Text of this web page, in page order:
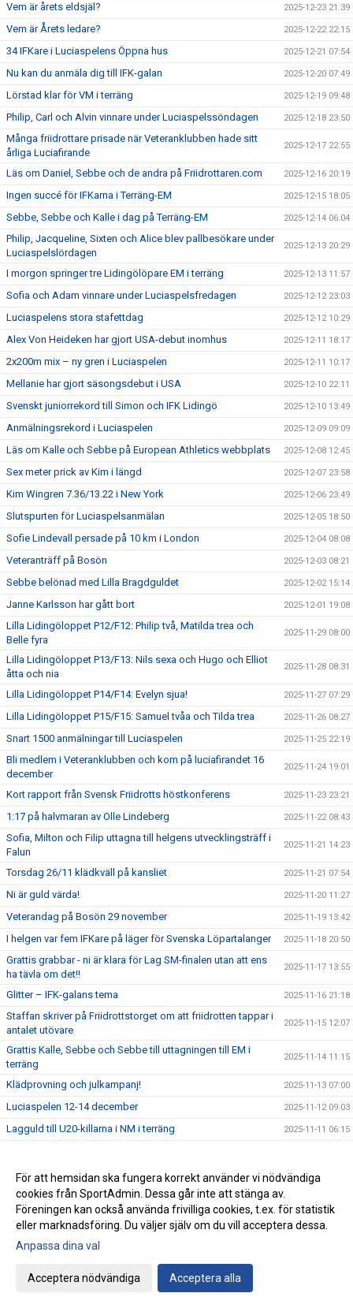
Vem är årets eldsjäl? 2025-12-23 21:39
Vem är Årets ledare? 2025-12-22 22:15
34 IFKare i Luciaspelens Öppna hus 2025-12-21 07:54
Nu kan du anmäla dig till IFK-galan 2025-12-20 07:49
Lörstad klar för VM i terräng 2025-12-19 09:48
Philip, Carl och Alvin vinnare under Luciaspelssöndagen 2025-12-18 23:50
Många friidrottare prisade när Veteranklubben hade sitt
årliga Luciafirande
2025-12-17 22:55
Läs om Daniel, Sebbe och de andra på Friidrottaren.com 2025-12-16 20:19
Ingen succé för IFKarna i Terräng-EM 2025-12-15 18:05
Sebbe, Sebbe och Kalle i dag på Terräng-EM 2025-12-14 06:04
Philip, Jacqueline, Sixten och Alice blev pallbesökare under
Luciaspelslördagen
2025-12-13 20:29
I morgon springer tre Lidingölöpare EM i terräng 2025-12-13 11:57
Sofia och Adam vinnare under Luciaspelsfredagen 2025-12-12 23:03
Luciaspelens stora stafettdag 2025-12-12 10:29
Alex Von Heideken har gjort USA-debut inomhus 2025-12-11 18:17
2x200m mix – ny gren i Luciaspelen 2025-12-11 10:17
Mellanie har gjort säsongsdebut i USA 2025-12-10 22:11
Svenskt juniorrekord till Simon och IFK Lidingö 2025-12-10 13:49
Anmälningsrekord i Luciaspelen 2025-12-09 09:09
Läs om Kalle och Sebbe på European Athletics webbplats 2025-12-08 12:45
Sex meter prick av Kim i längd 2025-12-07 23:58
Kim Wingren 7.36/13.22 i New York 2025-12-06 23:49
Slutspurten för Luciaspelsanmälan 2025-12-05 18:50
Sofie Lindevall persade på 10 km i London 2025-12-04 08:08
Veteranträff på Bosön 2025-12-03 08:21
Sebbe belönad med Lilla Bragdguldet 2025-12-02 15:14
Janne Karlsson har gått bort 2025-12-01 19:08
Lilla Lidingöloppet P12/F12: Philip två, Matilda trea och
Belle fyra
2025-11-29 08:00
Lilla Lidingöloppet P13/F13: Nils sexa och Hugo och Elliot
åtta och nia
2025-11-28 08:31
Lilla Lidingöloppet P14/F14: Evelyn sjua! 2025-11-27 07:29
Lilla Lidingöloppet P15/F15: Samuel tvåa och Tilda trea 2025-11-26 08:27
Snart 1500 anmälningar till Luciaspelen 2025-11-25 22:19
Bli medlem i Veteranklubben och kom på luciafirandet 16
december
2025-11-24 19:01
Kort rapport från Svensk Friidrotts höstkonferens 2025-11-23 23:21
1:17 på halvmaran av Olle Lindeberg 2025-11-22 08:43
Sofia, Milton och Filip uttagna till helgens utvecklingsträff i
Falun
2025-11-21 14:23
Torsdag 26/11 klädkväll på kansliet 2025-11-21 07:54
Ni är guld värda! 2025-11-20 11:27
Veterandag på Bosön 29 november 2025-11-19 13:42
I helgen var fem IFKare på läger för Svenska Löpartalanger 2025-11-18 20:50
Grattis grabbar - ni är klara för Lag SM-finalen utan att ens
ha tävla om det!!
2025-11-17 13:55
Glitter – IFK-galans tema 2025-11-16 21:18
Staffan skriver på Friidrottstorget om att friidrotten tappar i
antalet utövare
2025-11-15 12:07
Grattis Kalle, Sebbe och Sebbe till uttagningen till EM i
terräng
2025-11-14 11:15
Klädprovning och julkampanj! 2025-11-13 07:00
Luciaspelen 12-14 december 2025-11-12 09:03
Lagguld till U20-killarna i NM i terräng 2025-11-11 06:15
Kalles andra guld i Nordiska mästerskapen i terräng – och
Sebbe Staghs första medalj
2025-11-09 11:53
Lörstad sjuk, men Ottfalk och Stagh springer NM i terräng i
dag
2025-11-09 06:04
Evelina och Ida – två av IFKarna i Höstrusket
I morgon i Danmark – tre IFKare i Nordiska Mästerskapen i
terränglöpning
För att hemsidan ska fungera korrekt använder vi nödvändiga
cookies från SportAdmin. Dessa går inte att stänga av.
Föreningen kan också använda frivilliga cookies, t.ex. för statistik
eller marknadsföring. Du väljer själv om du vill acceptera dessa.
Anpassa dina val
Acceptera nödvändiga Acceptera alla